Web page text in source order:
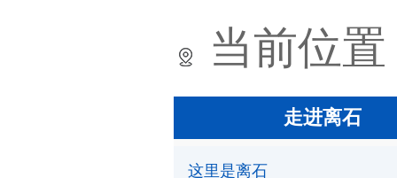
当前位
走进离石
这里是离石